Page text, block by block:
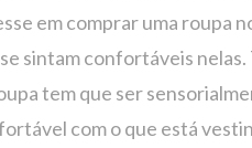
em comprar uma roupa
sintam confortáveis
tem que ser
com o que está